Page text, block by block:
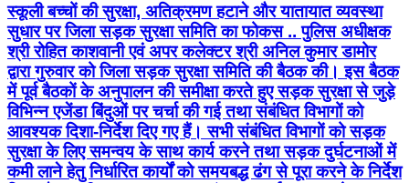
स्कूली बच्चों की सुरक्षा, अतिक्रमण हटाने और यातायात व्यवस्था
सुधार पर जिला सड़क सुरक्षा समिति का फोकस .. पुलिस अधीक्षक
श्री रोहित काशवानी एवं अपर कलेक्टर श्री अनिल कुमार डामोर
द्वारा गुरुवार को जिला सड़क सुरक्षा समिति की बैठक की। इस बैठक
में पूर्व बैठकों के अनुपालन की समीक्षा करते हुए सड़क सुरक्षा से जुड़े
विभिन्न एजेंडा बिंदुओं पर चर्चा की गई तथा संबंधित विभागों को
आवश्यक दिशा-निर्देश दिए गए हैं। सभी संबंधित विभागों को सड़क
सुरक्षा के लिए समन्वय के साथ कार्य करने तथा सड़क दुर्घटनाओं में
कमी लाने हेतु निर्धारित कार्यों को समयबद्ध ढंग से पूरा करने के निर्देश